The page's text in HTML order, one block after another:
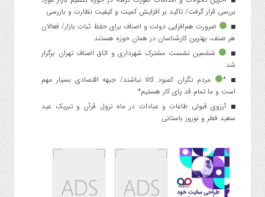
بررسی قرار گرفت/ تاکید بر افزایش کمیت و کیفیت نظارت و بازرسی
ضرورت هم‌افزایی دولت و اصناف برای حفظ ثبات بازار/ فعالان
هر صنف، بهترین کارشناسان در همان حوزه هستند
ششمین نشست مشترک شهرداری و اتاق اصناف تهران برگزار
شد
*
مردم نگران کمبود کالا نباشند/ جبهه اقتصادی بسیار مهم
است و ما تمام قد پای کار هستیم*
آرزوی قبولی طاعات و عبادات در ماه نزول قرآن و تبریک عید
سعید فطر و نوروز باستانی